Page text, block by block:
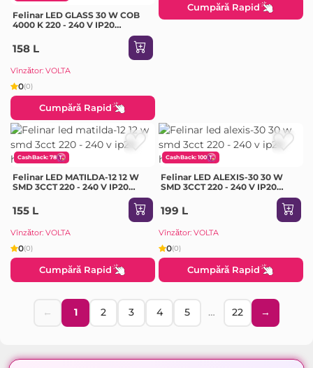
Felinar LED GLASS 30 W COB
4000 K 220 - 240 V IP20
158 L
Vînzător: VOLTA
0(0)
Cumpără Rapid
Cumpără Rapid
CashBack: 78
Felinar LED MATILDA-12 12 W
SMD 3CCT 220 - 240 V IP20
155 L
Vînzător: VOLTA
0(0)
Cumpără Rapid
CashBack: 100
Felinar LED ALEXIS-30 30 W
SMD 3CCT 220 - 240 V IP20
199 L
Vînzător: VOLTA
0(0)
Cumpără Rapid
← 1 2 3 4 5 … 22 →